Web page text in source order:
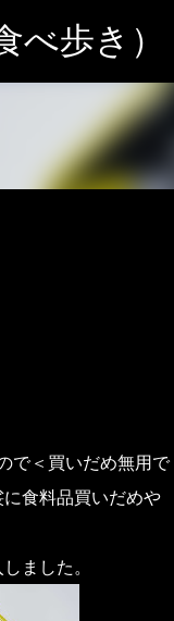
テンツに移動
歩き）
で＜買いだめ無用で
食料品買いだめや
ました。